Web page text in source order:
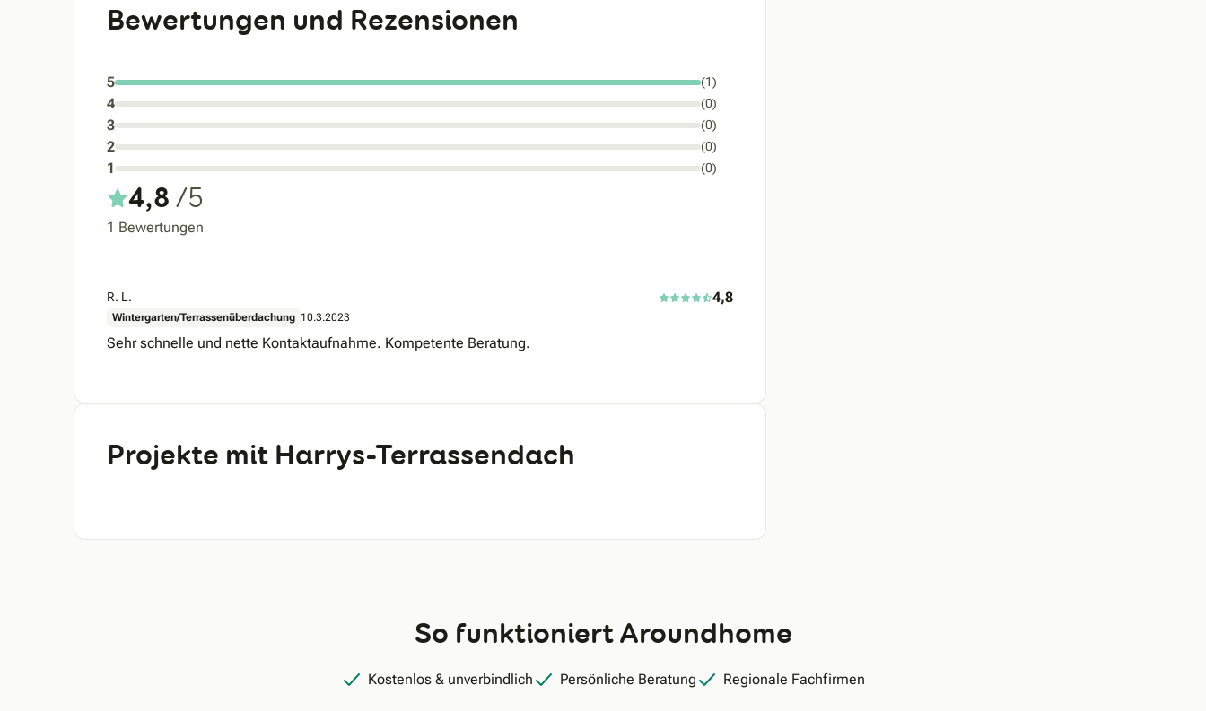
Bewertungen und Rezensionen
5 (1)
4 (0)
3 (0)
2 (0)
1 (0)
4,8 /5
1 Bewertungen
R. L. 4,8
Wintergarten/Terrassenüberdachung 10.3.2023
Sehr schnelle und nette Kontaktaufnahme. Kompetente Beratung.
Projekte mit Harrys-Terrassendach
So funktioniert Aroundhome
Kostenlos & unverbindlich Persönliche Beratung Regionale Fachfirmen